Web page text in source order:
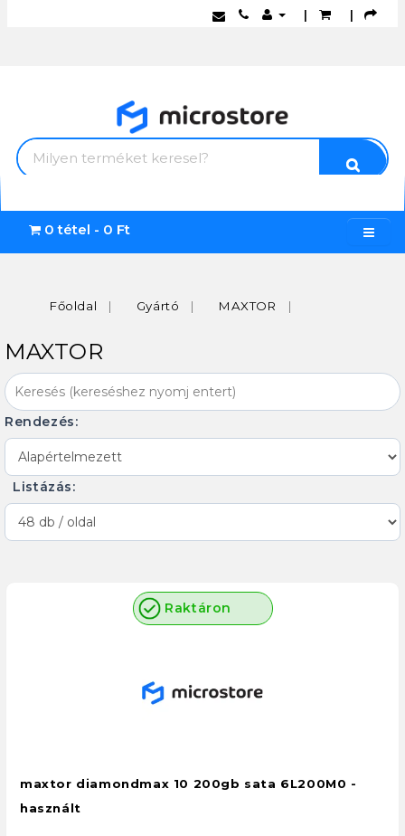
| |
0 tétel - 0 Ft
Főoldal Gyártó MAXTOR
MAXTOR
Rendezés:
Listázás:
Raktáron
maxtor diamondmax 10 200gb sata 6L200M0 -
használt